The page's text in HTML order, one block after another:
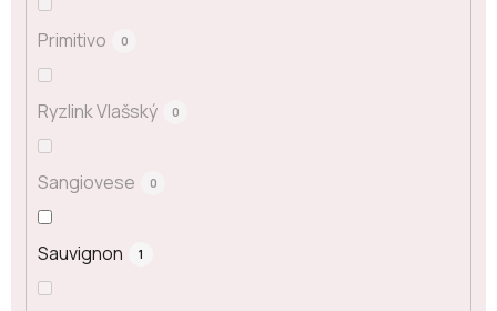
Primitivo 0
Ryzlink Vlašský 0
Sangiovese 0
Sauvignon 1